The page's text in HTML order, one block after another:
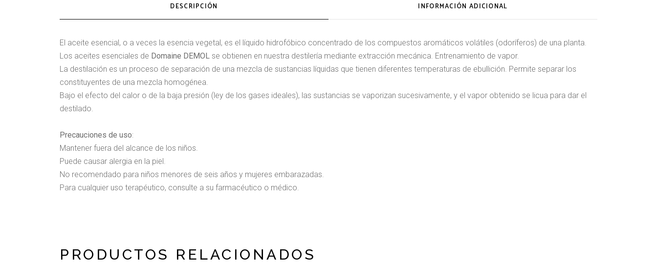
DESCRIPCIÓN INFORMACIÓN ADICIONAL
El aceite esencial, o a veces la esencia vegetal, es el líquido hidrofóbico concentrado de los compuestos aromáticos volátiles (odoríferos) de una planta.
Los aceites esenciales de Domaine DEMOL se obtienen en nuestra destilería mediante extracción mecánica. Entrenamiento de vapor.
La destilación es un proceso de separación de una mezcla de sustancias líquidas que tienen diferentes temperaturas de ebullición. Permite separar los
constituyentes de una mezcla homogénea.
Bajo el efecto del calor o de la baja presión (ley de los gases ideales), las sustancias se vaporizan sucesivamente, y el vapor obtenido se licua para dar el
destilado.
Precauciones de uso:
Mantener fuera del alcance de los niños.
Puede causar alergia en la piel.
No recomendado para niños menores de seis años y mujeres embarazadas.
Para cualquier uso terapéutico, consulte a su farmacéutico o médico.
PRODUCTOS RELACIONADOS